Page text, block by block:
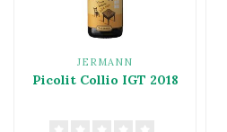
JERMANN
Picolit Collio IGT 2018